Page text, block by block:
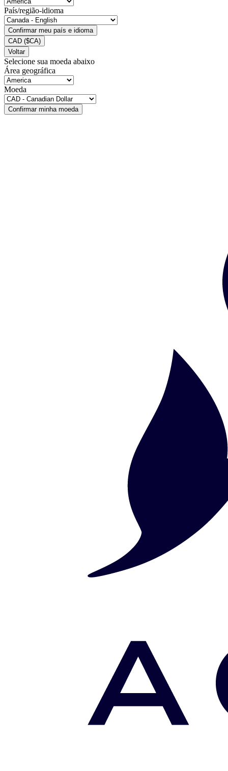
País/região-idioma
Confirmar meu país e idioma
CAD ($CA)
Voltar
Selecione sua moeda abaixo
Área geográfica
Moeda
Confirmar minha moeda